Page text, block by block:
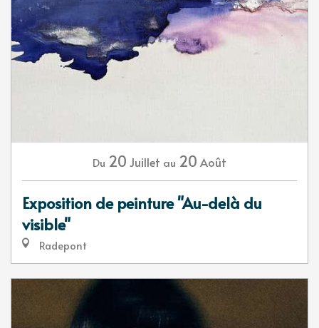
Du 20 Juillet au 20 Août
Exposition de peinture "Au-delà du
visible"
Radepont